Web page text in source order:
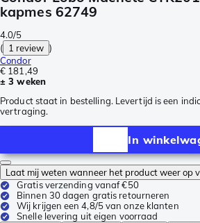
kapmes 62749
4.0/5
( 1 review )
Condor
€ 181,49
± 3 weken
Product staat in bestelling. Levertijd is een
vertraging.
In
Laat mij weten wanneer het product weer op
Gratis verzending vanaf €50
Binnen 30 dagen gratis retourneren
Wij krijgen een 4,8/5 van onze klanten
Snelle levering uit eigen voorraad